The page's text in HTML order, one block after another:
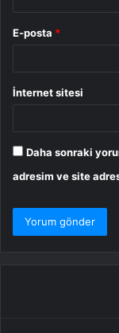
E-posta *
İnternet sitesi
Daha sonraki
adresim ve site